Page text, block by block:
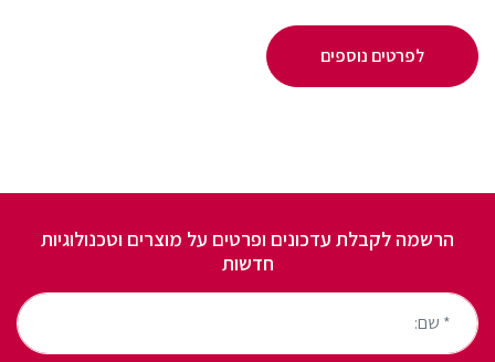
לפרטים נוספים
הרשמה לקבלת עדכונים ופרטים על מוצרים וטכנולוגיות
חדשות
* שם: